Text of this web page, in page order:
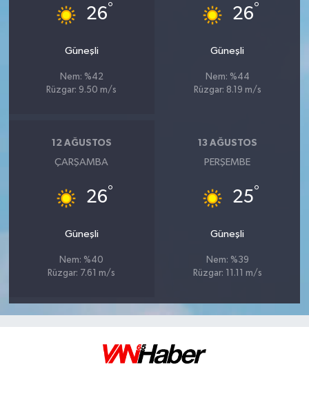
26°
Güneşli
Nem: %42
Rüzgar: 9.50 m/s
26°
Güneşli
Nem: %44
Rüzgar: 8.19 m/s
12 AĞUSTOS
ÇARŞAMBA
26°
Güneşli
Nem: %40
Rüzgar: 7.61 m/s
13 AĞUSTOS
PERŞEMBE
25°
Güneşli
Nem: %39
Rüzgar: 11.11 m/s